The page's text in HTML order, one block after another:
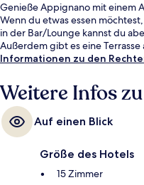
Genieße Appignano mit einem
Wenn du etwas essen
in der Bar/Lounge kannst du
Außerdem gibt es eine
Informationen zu den
Weitere Infos
Auf einen Blick
Größe des Hotels
15 Zimmer